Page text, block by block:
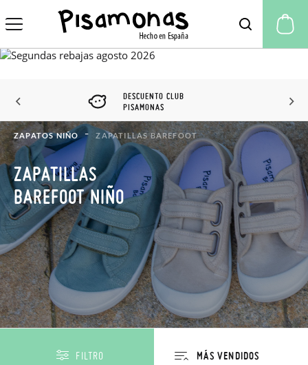
DESCUENTO CLUB
PISAMONAS
ZAPATOS NIÑO ZAPATILLAS BAREFOOT
ZAPATILLAS
BAREFOOT NIÑO
FILTRO